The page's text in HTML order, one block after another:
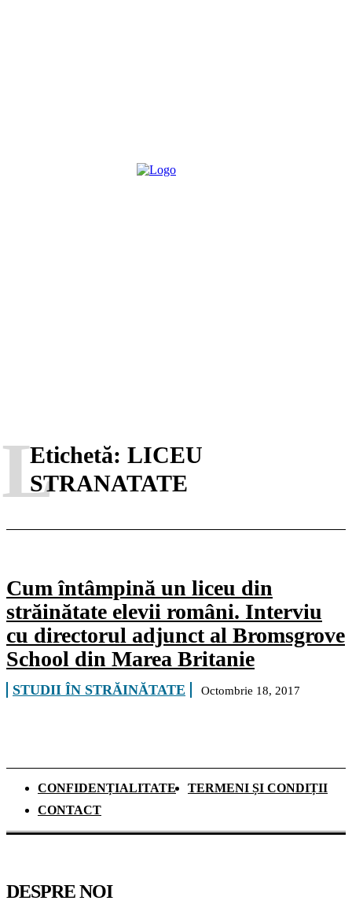
Etichetă: LICEU
STRANATATE
L
Cum întâmpină un liceu din
străinătate elevii români. Interviu
cu directorul adjunct al Bromsgrove
School din Marea Britanie
STUDII ÎN STRĂINĂTATE Octombrie 18, 2017
CONFIDENȚIALITATE
TERMENI ȘI CONDIȚII
CONTACT
DESPRE NOI